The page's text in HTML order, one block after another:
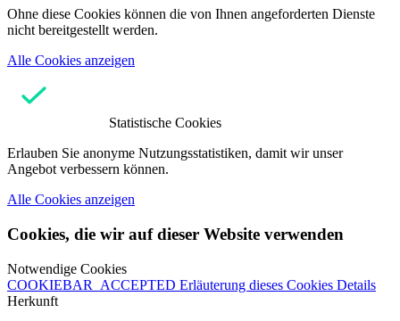
Ohne diese Cookies können die von Ihnen angeforderten Dienste
nicht bereitgestellt werden.
Alle Cookies anzeigen
Statistische Cookies
Erlauben Sie anonyme Nutzungsstatistiken, damit wir unser
Angebot verbessern können.
Alle Cookies anzeigen
Cookies, die wir auf dieser Website verwenden
Notwendige Cookies
COOKIEBAR_ACCEPTED Erläuterung dieses Cookies Details
Herkunft